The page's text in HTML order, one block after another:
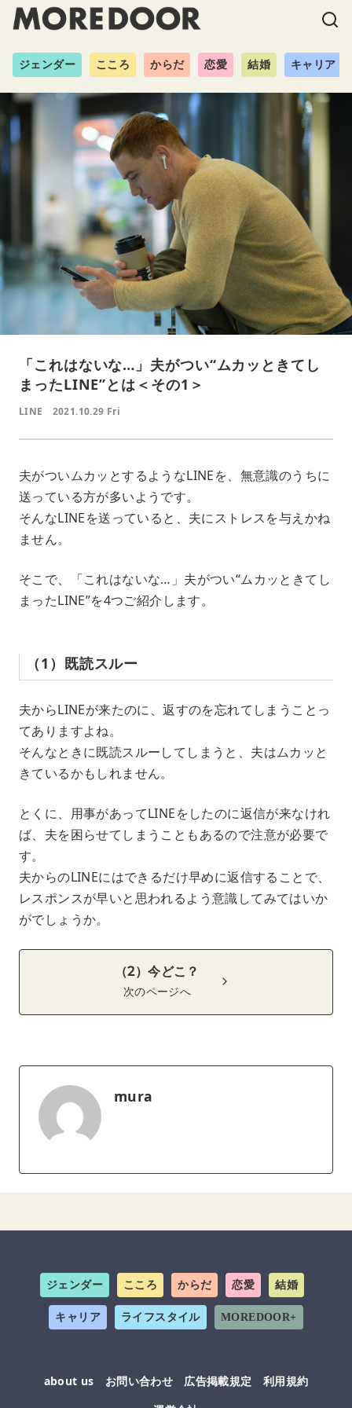
ジェンダー こころ からだ 恋愛 結婚 キャリア
「これはないな…」夫がつい“ムカッときてし
まったLINE”とは＜その1＞
LINE 2021.10.29 Fri
夫がついムカッとするようなLINEを、無意識のうちに
送っている方が多いようです。
そんなLINEを送っていると、夫にストレスを与えかね
ません。
そこで、「これはないな…」夫がつい“ムカッときてし
まったLINE”を4つご紹介します。
（1）既読スルー
夫からLINEが来たのに、返すのを忘れてしまうことっ
てありますよね。
そんなときに既読スルーしてしまうと、夫はムカッと
きているかもしれません。
とくに、用事があってLINEをしたのに返信が来なけれ
ば、夫を困らせてしまうこともあるので注意が必要で
す。
夫からのLINEにはできるだけ早めに返信することで、
レスポンスが早いと思われるよう意識してみてはいか
がでしょうか。
（2）今どこ？
次のページへ
mura
ジェンダー こころ からだ 恋愛 結婚
キャリア ライフスタイル MOREDOOR+
about us お問い合わせ 広告掲載規定
利用規約